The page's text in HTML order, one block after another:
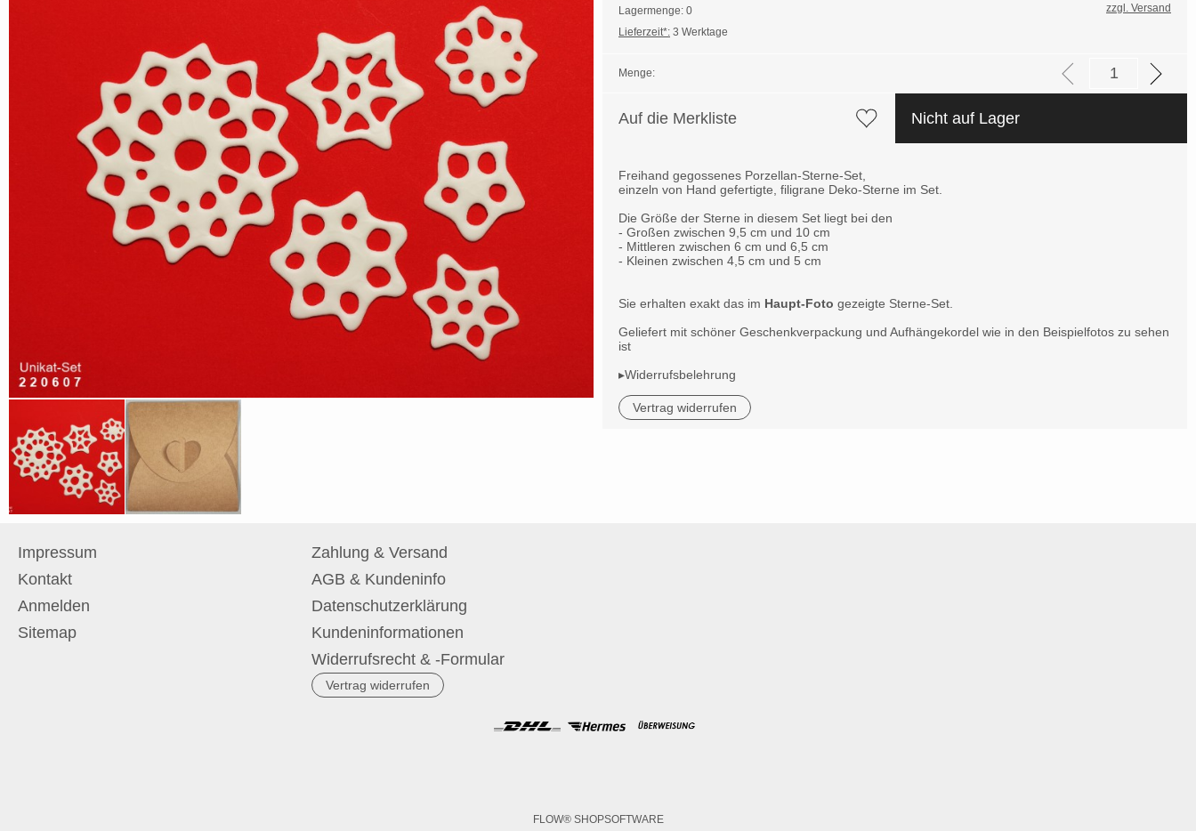
Lagermenge: 0
Lieferzeit*: 3 Werktage
zzgl. Versand
Menge:
Auf die Merkliste Nicht auf Lager
Freihand gegossenes Porzellan-Sterne-Set,
einzeln von Hand gefertigte, filigrane Deko-Sterne im Set.
Die Größe der Sterne in diesem Set liegt bei den
- Großen zwischen 9,5 cm und 10 cm
- Mittleren zwischen 6 cm und 6,5 cm
- Kleinen zwischen 4,5 cm und 5 cm
Sie erhalten exakt das im Haupt-Foto gezeigte Sterne-Set.
Geliefert mit schöner Geschenkverpackung und Aufhängekordel wie in den Beispielfotos zu sehen
ist
▸Widerrufsbelehrung
Vertrag widerrufen
Impressum
Kontakt
Anmelden
Sitemap
Zahlung & Versand
AGB & Kundeninfo
Datenschutzerklärung
Kundeninformationen
Widerrufsrecht & -Formular
Vertrag widerrufen
FLOW® SHOPSOFTWARE